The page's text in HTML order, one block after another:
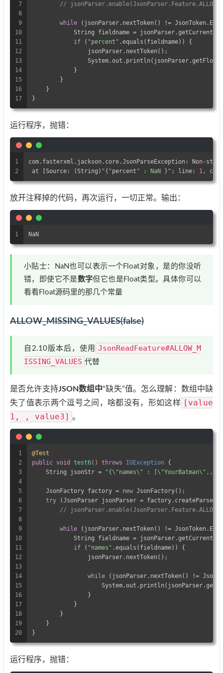
7
8
9
10
11
12
13
14
15
16
17
//
while (jsonParser.nextToken() !=
String fieldname =
if ( "percent" .equals(fieldname)) {
                jsonParser.nextToken();
            }
        }
    }
}
运行程序，抛错：
1
2
com.fasterxml.jackson.core.JsonParseException: Non-
at [Source: (String) "{"percent " : NaN }" ; line: 1,
放开注释掉的代码，再次运行，一切正常。输出：
1 NaN
小贴士：NaN也可以表示一个Float对象，是的你没听
错，即使它不是数字但它也是Float类型。具体你可以
看看Float源码里的那几个常量
ALLOW_MISSING_VALUES(false)
自2.10版本后，使用 JsonReadFeature#ALLOW_M
ISSING_VALUES 代替
是否允许支持JSON数组中“缺失”值。怎么理解：数组中缺
失了值表示两个逗号之间，啥都没有，形如这样 [value
1, , value3] 。
1
2
3
4
5
6
7
8
9
10
11
12
13
14
15
16
17
18
19
20
@Test
public void test6() throws IOException {
    String jsonStr =
"{\"names\" :
    JsonFactory factory =
new JsonFactory();
try (JsonParser jsonParser =
//
while (jsonParser.nextToken() !=
String fieldname =
if ( "names" .equals(fieldname)) {
                jsonParser.nextToken();
while (jsonParser.nextToken() !=
                }
            }
        }
    }
}
运行程序，抛错：